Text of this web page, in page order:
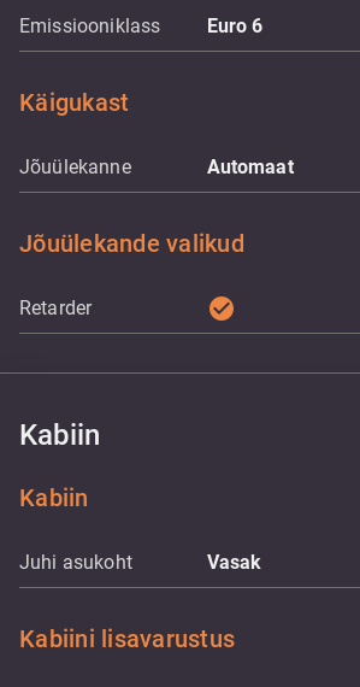
Emissiooniklass Euro 6
Käigukast
Jõuülekanne Automaat
Jõuülekande valikud
Retarder check_circle
Kabiin
Kabiin
Juhi asukoht Vasak
Kabiini lisavarustus